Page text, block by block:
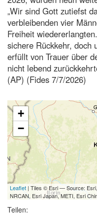
„Wir sind Gott zutiefst
verbleibenden vier
Freiheit
sichere Rückkehr, doch
erfüllt von Trauer über
nicht lebend
(AP) (Fides 7/7/2026)
+
−
Leaflet | Tiles © Esri — Source:
NRCAN, Esri Japan, METI, Esri
Teilen: